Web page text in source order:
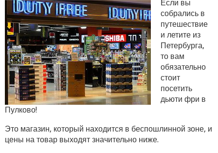
Если вы
собрались в
путешествие
и летите из
Петербурга,
то вам
обязательно
стоит
посетить
дьюти фри в
Пулково!
Это магазин, который находится в беспошлинной зоне, и
цены на товар выходят значительно ниже.